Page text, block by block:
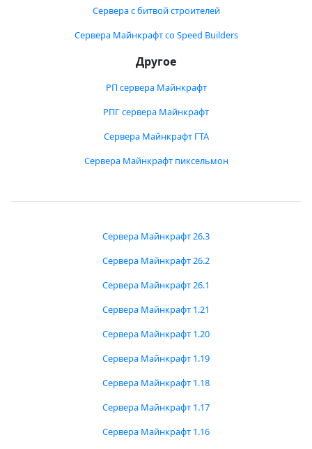
Сервера с битвой строителей
Сервера Майнкрафт со Speed Builders
Другое
РП сервера Майнкрафт
РПГ сервера Майнкрафт
Сервера Майнкрафт ГТА
Сервера Майнкрафт пиксельмон
Сервера Майнкрафт 26.3
Сервера Майнкрафт 26.2
Сервера Майнкрафт 26.1
Сервера Майнкрафт 1.21
Сервера Майнкрафт 1.20
Сервера Майнкрафт 1.19
Сервера Майнкрафт 1.18
Сервера Майнкрафт 1.17
Сервера Майнкрафт 1.16